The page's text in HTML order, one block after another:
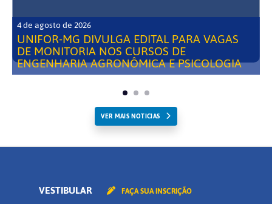
4 de agosto de 2026
UNIFOR-MG DIVULGA EDITAL PARA VAGAS
DE MONITORIA NOS CURSOS DE
ENGENHARIA AGRONÔMICA E PSICOLOGIA
VER MAIS NOTICIAS
VESTIBULAR FAÇA SUA INSCRIÇÃO